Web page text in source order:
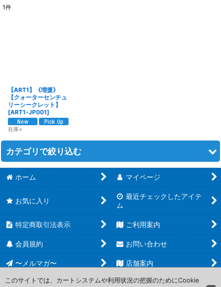
1件
【ART1】《増援》
【クォーターセンチュ
リーシークレット】
[ART1-JP001]
在庫×
カテゴリで絞り込む
遊戯王 (全商品)
【TW02】TERMINAL WORLD 2
【HC01】HISTORY ARCHIVE COLLECTION
【20AP】20th ANNIVERSARY PACK 2nd WAVE
【20AP】20th ANNIVERSARY PACK 1st WAVE
【AC04】アニメーション クロニクル 2024
ホーム マイページ
お気に入り
最近チェックしたアイテ
ム
特定商取引法表示 ご利用案内
会員規約 お問い合わせ
〜メルマガ〜 店舗案内
このサイトでは、カートシステムや利用状況の把握のためにCookie